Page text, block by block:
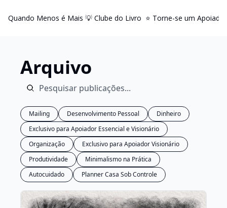
Quando Menos é Mais 💡 Clube do Livro ⭐️ Torne-se um Apoiador
Arquivo
Mailing Desenvolvimento Pessoal
Dinheiro
Exclusivo para Apoiador Essencial e Visionário
Organização
Exclusivo para Apoiador Visionário
Produtividade
Minimalismo na Prática
Autocuidado
Planner Casa Sob Controle